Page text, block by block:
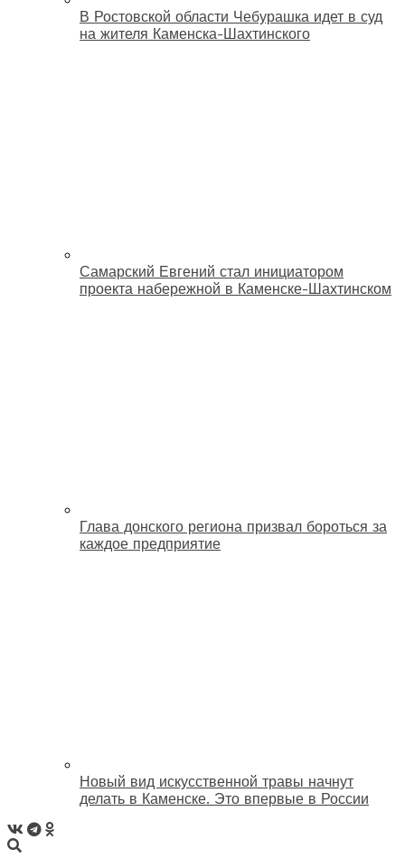
В Ростовской области Чебурашка идет в суд
на жителя Каменска-Шахтинского
Самарский Евгений стал инициатором
проекта набережной в Каменске-Шахтинском
Глава донского региона призвал бороться за
каждое предприятие
Новый вид искусственной травы начнут
делать в Каменске. Это впервые в России